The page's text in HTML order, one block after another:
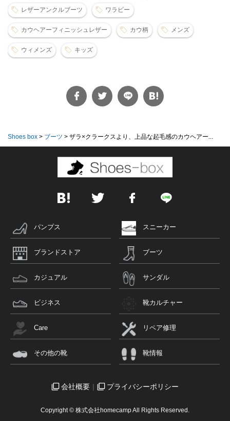
レザーアンクルブーツ ワラビー
カウヘアーフィニッシュレザー カウ柄 メンズ
ウィメンズ キッズ
Shoes box > ブーツ > ザラ×クラークスより、上品な起毛感のカウヘアー...
パンプス スニーカー
ブランドストア ブーツ
カジュアル サンダル
ビジネス 靴カルチャー
Care リペア修理
その他の靴 靴情報
会社概要 プライバシーポリシー
Copyright © 株式会社homecamp All Rights Reserved.